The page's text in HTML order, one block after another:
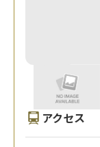
アクセス